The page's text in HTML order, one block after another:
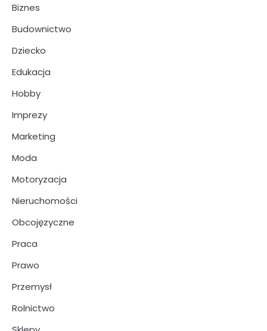
Biznes
Budownictwo
Dziecko
Edukacja
Hobby
Imprezy
Marketing
Moda
Motoryzacja
Nieruchomości
Obcojęzyczne
Praca
Prawo
Przemysł
Rolnictwo